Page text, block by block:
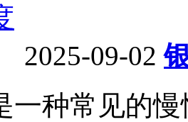
2025-09-02
一种常见的